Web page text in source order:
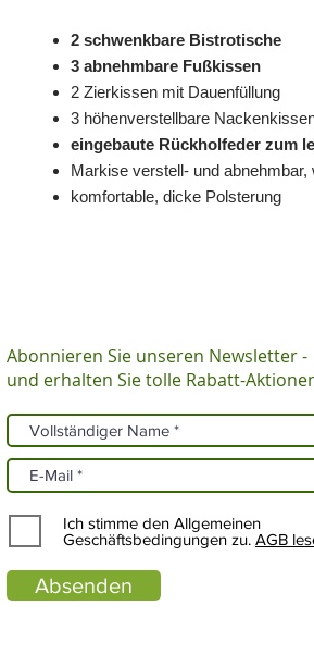
2 schwenkbare Bistrotische
3 abnehmbare Fußkissen
2 Zierkissen mit Dauenfüllung
3 höhenverstellbare
eingebaute Rückholfeder zum
Markise verstell- und abnehmbar,
komfortable, dicke Polsterung
Abonnieren Sie unseren Newsletter -
und erhalten Sie tolle Rabatt-
Ich stimme den Allgemeinen
Geschäftsbedingungen zu. AGB
Absenden